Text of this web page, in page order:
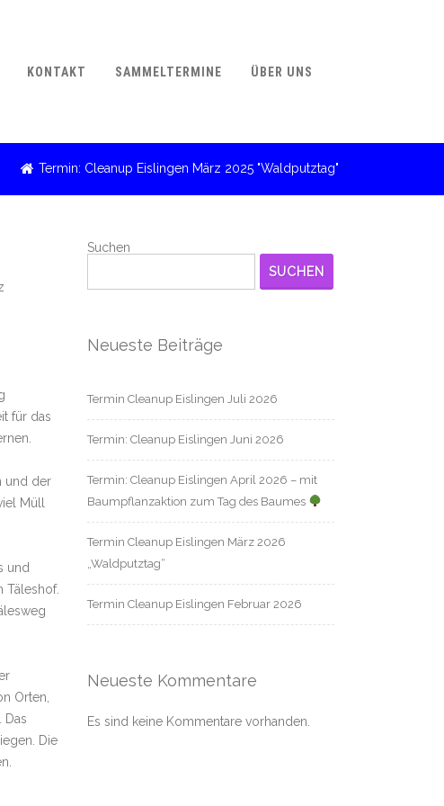
KONTAKT SAMMELTERMINE ÜBER UNS
Termin: Cleanup Eislingen März 2025 "Waldputztag"
für das
und der
Müll
und
Täleshof.
Orten,
Die
Suchen
SUCHEN
Neueste Beiträge
Termin Cleanup Eislingen Juli 2026
Termin: Cleanup Eislingen Juni 2026
Termin: Cleanup Eislingen April 2026 – mit
Baumpflanzaktion zum Tag des Baumes
Termin Cleanup Eislingen März 2026
„Waldputztag“
Termin Cleanup Eislingen Februar 2026
Neueste Kommentare
Es sind keine Kommentare vorhanden.